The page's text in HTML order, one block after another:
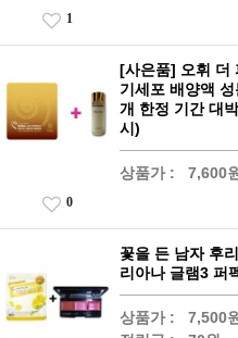
1
[사은품] 오휘 더
기세포 배양액
개 한정 기간 대
시)
상품가 : 7,600원
0
꽃을 든 남자 후
리아나 글램3 퍼
상품가 : 7,500원